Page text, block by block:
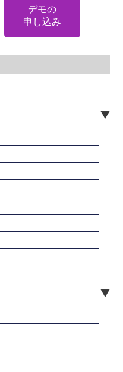
デモの
申し込み